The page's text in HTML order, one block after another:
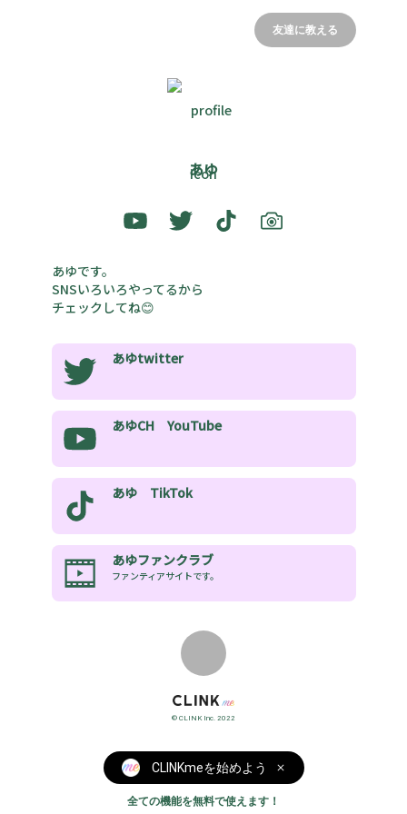
友達に教える
あゆ
あゆです。
SNSいろいろやってるから
チェックしてね😊
あゆtwitter
あゆCH YouTube
あゆ TikTok
あゆファンクラブ
ファンティアサイトです。
© CLINK Inc. 2022
CLINKmeを始めよう
全ての機能を無料で使えます！